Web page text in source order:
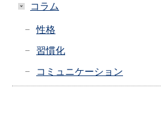
コラム
性格
習慣化
コミュニケーション